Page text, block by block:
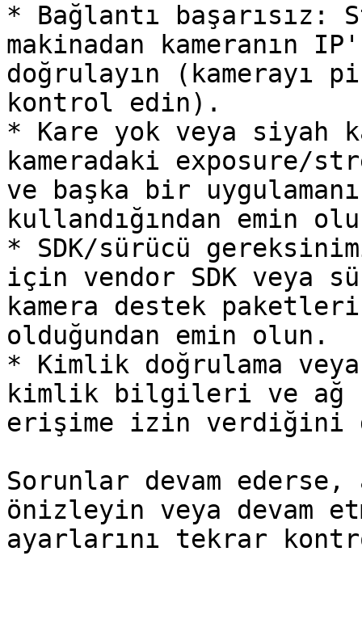
* Bağlantı başarısız:
makinadan
doğrulayın (kamerayı
kontrol edin).
* Kare yok veya siyah
kameradaki exposure/
ve başka bir
kullandığından emin
* SDK/sürücü
için vendor SDK veya
kamera destek
olduğundan emin olun.
* Kimlik doğrulama
kimlik bilgileri ve ağ
erişime izin verdiğini
Sorunlar devam
önizleyin veya devam